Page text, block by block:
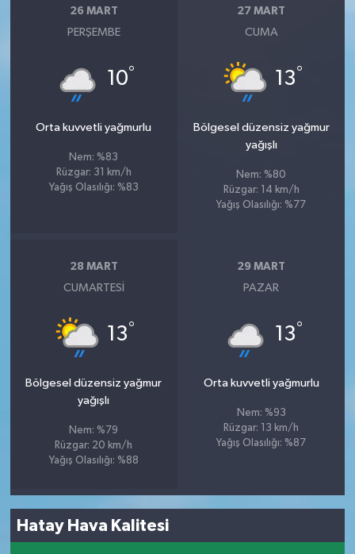
26 MART
PERŞEMBE
10°
Orta kuvvetli yağmurlu
Nem: %83
Rüzgar: 31 km/h
Yağış Olasılığı: %83
27 MART
CUMA
13°
Bölgesel düzensiz yağmur
yağışlı
Nem: %80
Rüzgar: 14 km/h
Yağış Olasılığı: %77
28 MART
CUMARTESI
13°
Bölgesel düzensiz yağmur
yağışlı
Nem: %79
Rüzgar: 20 km/h
Yağış Olasılığı: %88
29 MART
PAZAR
13°
Orta kuvvetli yağmurlu
Nem: %93
Rüzgar: 13 km/h
Yağış Olasılığı: %87
Hatay Hava Kalitesi